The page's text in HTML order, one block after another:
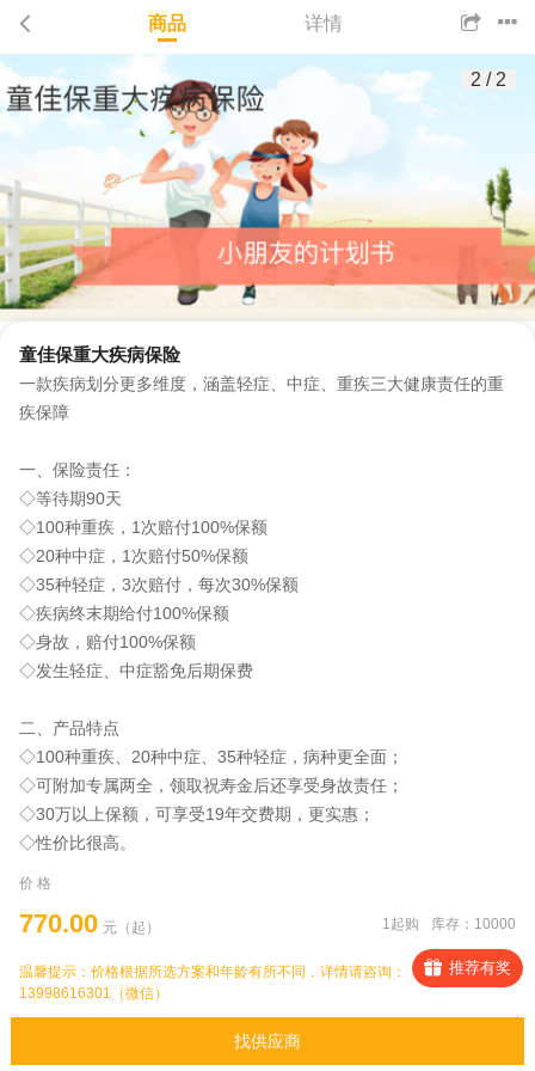
商品 详情
2 / 2
童佳保重大疾病保险
一款疾病划分更多维度，涵盖轻症、中症、重疾三大健康责任的重
疾保障
一、保险责任：
◇等待期90天
◇100种重疾，1次赔付100%保额
◇20种中症，1次赔付50%保额
◇35种轻症，3次赔付，每次30%保额
◇疾病终末期给付100%保额
◇身故，赔付100%保额
◇发生轻症、中症豁免后期保费
二、产品特点
◇100种重疾、20种中症、35种轻症，病种更全面；
◇可附加专属两全，领取祝寿金后还享受身故责任；
◇30万以上保额，可享受19年交费期，更实惠；
◇性价比很高。
价 格
770.00 元（起） 库存：10000
1起购
温馨提示：价格根据所选方案和年龄有所不同，详情请咨询：
13998616301（微信）
发票： 开具增值税普通发票/专票
推荐有奖
找供应商